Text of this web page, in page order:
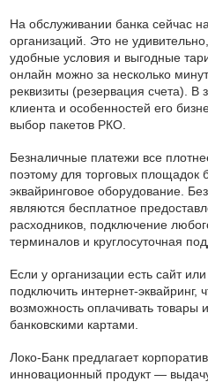
На обслуживании банка сейчас
организаций. Это не
удобные условия и выгодные
онлайн можно за несколько
реквизиты (резервация счета). В
клиента и особенностей его
выбор пакетов РКО.
Безналичные платежи все
поэтому для торговых площадок
эквайринговое оборудование.
являются бесплатное
расходников, подключение
терминалов и круглосуточная
Если у организации есть сайт
подключить интернет-эквайринг,
возможность оплачивать товары
банковскими картами.
Локо-Банк предлагает
инновационный продукт —